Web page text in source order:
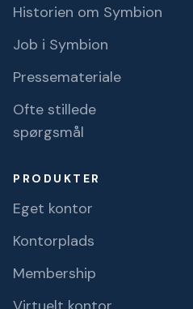
Historien om Symbion
Job i Symbion
Pressemateriale
Ofte stillede
spørgsmål
PRODUKTER
Eget kontor
Kontorplads
Membership